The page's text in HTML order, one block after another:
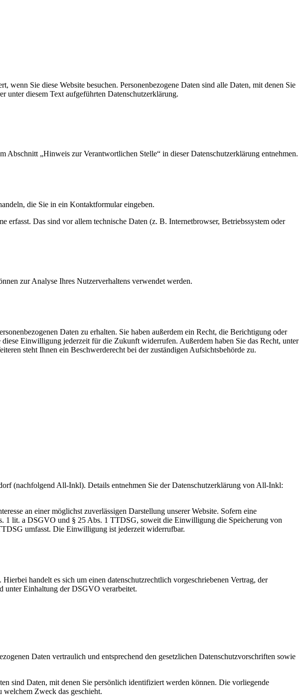
Sie diese Website besuchen. Personenbezogene Daten sind alle Daten, mit denen Sie
unter diesem Text aufgeführten Datenschutzerklärung.
Abschnitt „Hinweis zur Verantwortlichen Stelle“ in dieser Datenschutzerklärung entnehmen.
die Sie in ein Kontaktformular eingeben.
Das sind vor allem technische Daten (z. B. Internetbrowser, Betriebssystem oder
zur Analyse Ihres Nutzerverhaltens verwendet werden.
Daten zu erhalten. Sie haben außerdem ein Recht, die Berichtigung oder
Einwilligung jederzeit für die Zukunft widerrufen. Außerdem haben Sie das Recht, unter
steht Ihnen ein Beschwerderecht bei der zuständigen Aufsichtsbehörde zu.
(nachfolgend All-Inkl). Details entnehmen Sie der Datenschutzerklärung von All-Inkl:
an einer möglichst zuverlässigen Darstellung unserer Website. Sofern eine
1 lit. a DSGVO und § 25 Abs. 1 TTDSG, soweit die Einwilligung die Speicherung von
umfasst. Die Einwilligung ist jederzeit widerrufbar.
handelt es sich um einen datenschutzrechtlich vorgeschriebenen Vertrag, der
unter Einhaltung der DSGVO verarbeitet.
Daten vertraulich und entsprechend den gesetzlichen Datenschutzvorschriften sowie
sind Daten, mit denen Sie persönlich identifiziert werden können. Die vorliegende
Zweck das geschieht.